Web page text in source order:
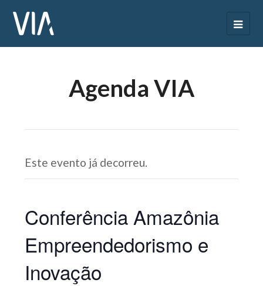
Agenda VIA
Este evento já decorreu.
Conferência Amazônia
Empreendedorismo e
Inovação